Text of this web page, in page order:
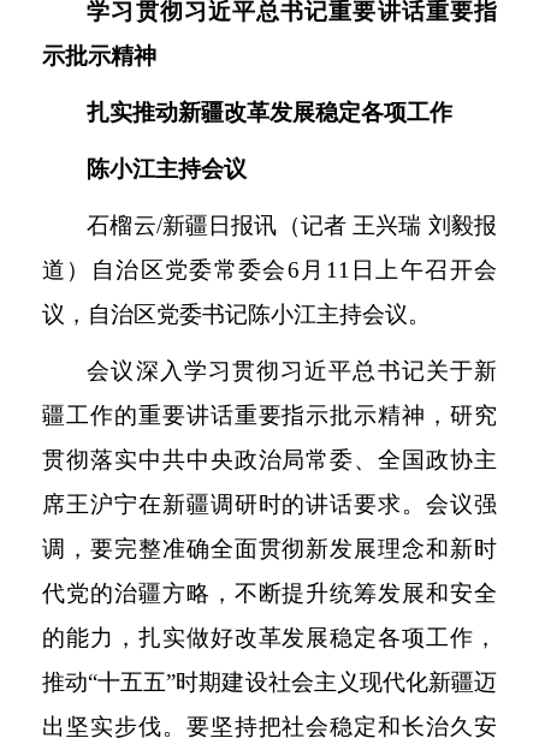
学习贯彻习近平总书记重要讲话重要指
示批示精神
扎实推动新疆改革发展稳定各项工作
陈小江主持会议
石榴云/新疆日报讯（记者 王兴瑞 刘毅报
道）自治区党委常委会6月11日上午召开会
议，自治区党委书记陈小江主持会议。
会议深入学习贯彻习近平总书记关于新
疆工作的重要讲话重要指示批示精神，研究
贯彻落实中共中央政治局常委、全国政协主
席王沪宁在新疆调研时的讲话要求。会议强
调，要完整准确全面贯彻新发展理念和新时
代党的治疆方略，不断提升统筹发展和安全
的能力，扎实做好改革发展稳定各项工作，
推动“十五五”时期建设社会主义现代化新疆迈
出坚实步伐。要坚持把社会稳定和长治久安